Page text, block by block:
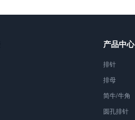
产品中心
排针
排母
简牛/牛角
圆孔排针